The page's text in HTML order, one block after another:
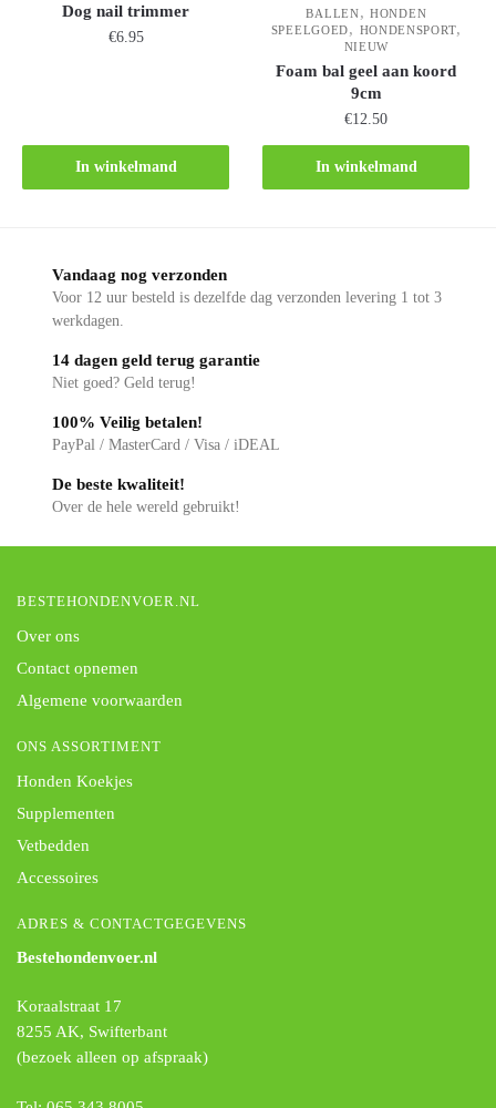
Dog nail trimmer
€6.95
In winkelmand
BALLEN,HONDEN
SPEELGOED, HONDENSPORT,
NIEUW
Foam bal geel aan koord
9cm
€12.50
In winkelmand
Vandaag nog verzonden
Voor 12 uur besteld is dezelfde dag verzonden levering 1 tot 3
werkdagen.
14 dagen geld terug garantie
Niet goed? Geld terug!
100% Veilig betalen!
PayPal / MasterCard / Visa / iDEAL
De beste kwaliteit!
Over de hele wereld gebruikt!
BESTEHONDENVOER.NL
Over ons
Contact opnemen
Algemene voorwaarden
ONS ASSORTIMENT
Honden Koekjes
Supplementen
Vetbedden
Accessoires
ADRES & CONTACTGEGEVENS
Bestehondenvoer.nl
Koraalstraat 17
8255 AK, Swifterbant
(bezoek alleen op afspraak)